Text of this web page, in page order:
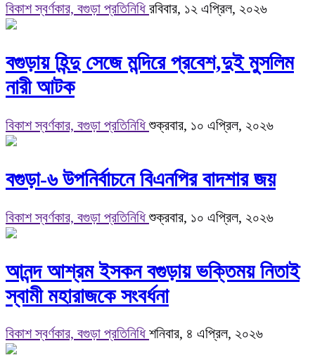
বিকাশ স্বর্ণকার, বগুড়া প্রতিনিধিরবিবার, ১২ এপ্রিল, ২০২৬
বগুড়ায় হিন্দু সেজে মন্দিরে প্রবেশ,দুই মুসলিম
নারী আটক
বিকাশ স্বর্ণকার, বগুড়া প্রতিনিধিশুক্রবার, ১০ এপ্রিল, ২০২৬
বগুড়া-৬ উপনির্বাচনে বিএনপির বাদশার জয়
বিকাশ স্বর্ণকার, বগুড়া প্রতিনিধিশুক্রবার, ১০ এপ্রিল, ২০২৬
আনন্দ আশ্রম ইসকন বগুড়ায় ভক্তিময় নিতাই
স্বামী মহারাজকে সংবর্ধনা
বিকাশ স্বর্ণকার, বগুড়া প্রতিনিধিশনিবার, ৪ এপ্রিল, ২০২৬